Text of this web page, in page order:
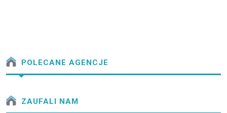
POLECANE AGENCJE
ZAUFALI NAM